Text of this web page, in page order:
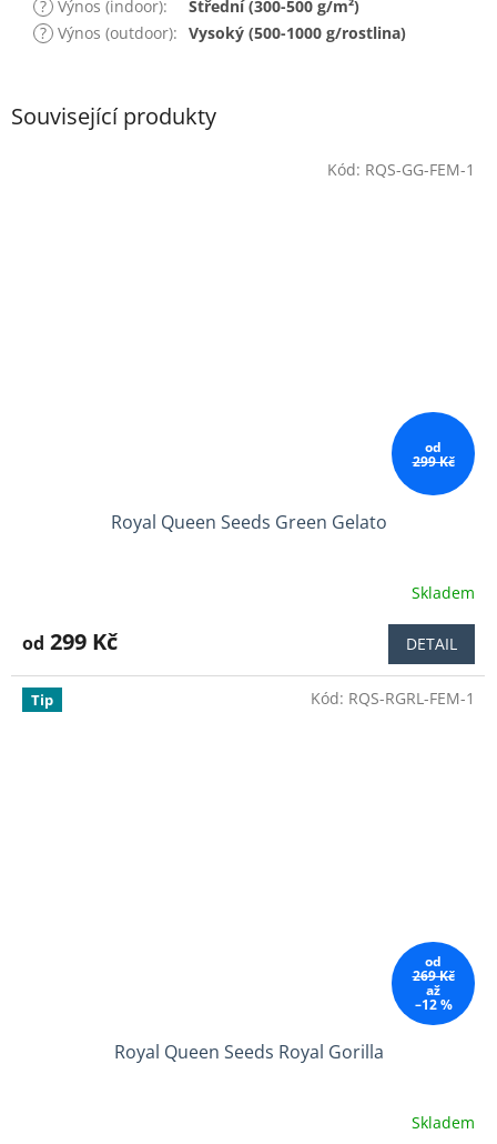
Související produkty
od
299 Kč
Royal Queen Seeds Green Gelato
produktu
3,9
Skladem
od 299 Kč DETAIL
Kód: RQS-GG-FEM-1
Tip
od
269 Kč
až
–12 %
Royal Queen Seeds Royal Gorilla
Skladem
Kód: RQS-RGRL-FEM-1
? Výnos (indoor):
Střední (300-500 g/m²)
? Výnos (outdoor): Vysoký (500-1000 g/rostlina)